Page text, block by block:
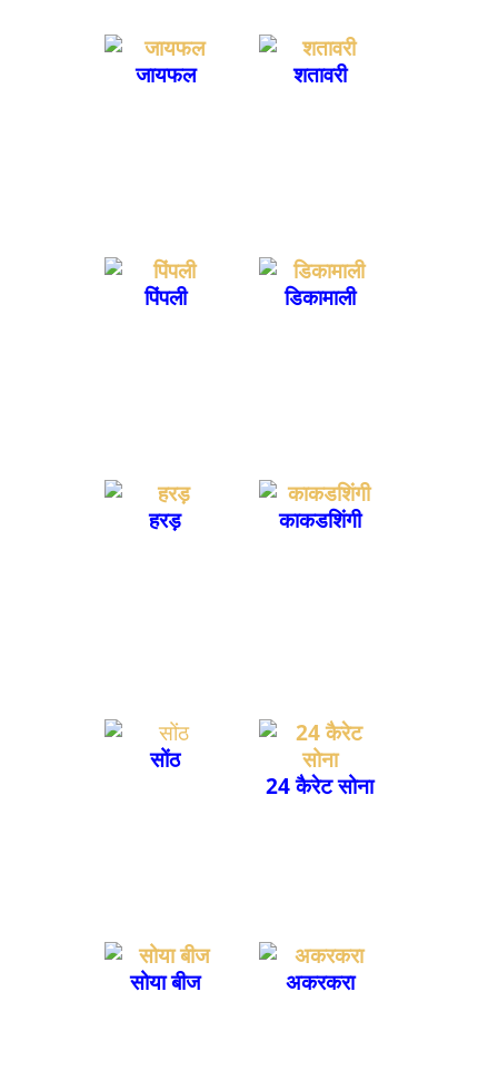
जायफल शतावरी
पिंपली डिकामाली
हरड़ काकडशिंगी
सोंठ
24 कैरेट सोना
सोया बीज अकरकरा